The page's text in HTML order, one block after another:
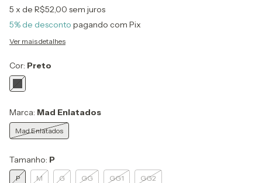
5 x de R$52,00 sem juros
5% de desconto pagando com Pix
Ver mais detalhes
Cor: Preto
Marca: Mad Enlatados
Mad Enlatados
Tamanho: P
P M G GG GG1 GG2